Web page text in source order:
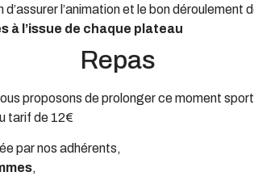
l’animation et le bon déroulement
à l’issue de chaque plateau
Repas
proposons de prolonger ce moment
tarif de 12€
par nos adhérents,
,